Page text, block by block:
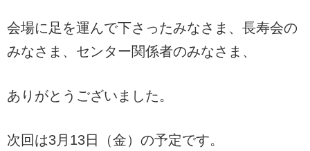
会場に足を運んで下さったみなさま、長寿会の
みなさま、センター関係者のみなさま、
ありがとうございました。
次回は3月13日（金）の予定です。